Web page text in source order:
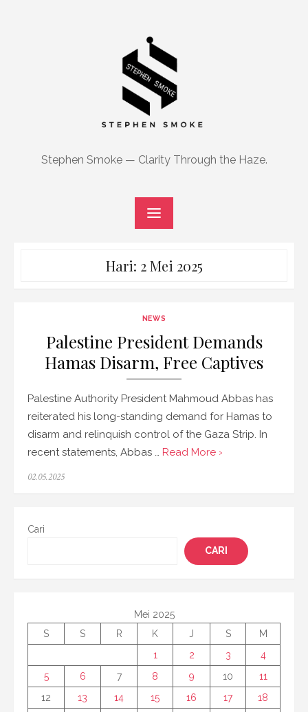
Stephen Smoke — Clarity Through the Haze.
Hari: 2 Mei 2025
NEWS
Palestine President Demands
Hamas Disarm, Free Captives
Palestine Authority President Mahmoud Abbas has
reiterated his long-standing demand for Hamas to
disarm and relinquish control of the Gaza Strip. In
recent statements, Abbas … Read More ›
Posted
02.05.2025
Cari
CARI
Mei 2025
S
S R K J S
M
1
2 3
4
5
6 7 8 9 10
11
12
13 14 15 16 17
18